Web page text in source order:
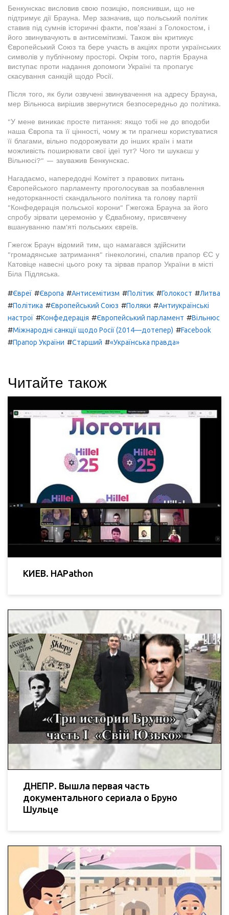
Бенкунскас висловив свою позицію, пояснивши, що не
підтримує дії Брауна. Мер зазначив, що польський політик
ставив під сумнів історичні факти, пов’язані з Голокостом, і
його звинувачують в антисемітизмі. Також він критикує
Європейський Союз та бере участь в акціях проти українських
символів у публічному просторі. Окрім того, партія Брауна
виступає проти надання допомоги Україні та пропагує
скасування санкцій щодо Росії.
Після того, як були озвучені звинувачення на адресу Брауна,
мер Вільнюса вирішив звернутися безпосередньо до політика.
"У мене виникає просте питання: якщо тобі не до вподоби
наша Європа та її цінності, чому ж ти прагнеш користуватися
її благами, вільно подорожувати до інших країн і мати
можливість поширювати свої ідеї тут? Чого ти шукаєш у
Вільнюсі?" — зауважив Бенкунскас.
Нагадаємо, напередодні Комітет з правових питань
Європейського парламенту проголосував за позбавлення
недоторканності скандального політика та голову партії
"Конфедерація польської корони" Гжегожа Брауна за його
спробу зірвати церемонію у Єдвабному, присвячену
вшануванню пам'яті польських євреїв.
Гжегож Браун відомий тим, що намагався здійснити
"громадянське затримання" гінекологині, спалив прапор ЄС у
Катовіце навесні цього року та зірвав прапор України в місті
Біла Підляська.
#Євреї #Європа #Антисемітизм #Політик #Голокост #Литва
#Політика #Європейський Союз #Поляки #Антиукраїнські
настрої #Конфедерація #Європейський парламент #Вільнюс
#Міжнародні санкції щодо Росії (2014—дотепер) #Facebook
#Прапор України #Старший #«Українська правда»
Читайте також
КИЕВ. HAPathon
ДНЕПР. Вышла первая часть
документального сериала о Бруно
Шульце